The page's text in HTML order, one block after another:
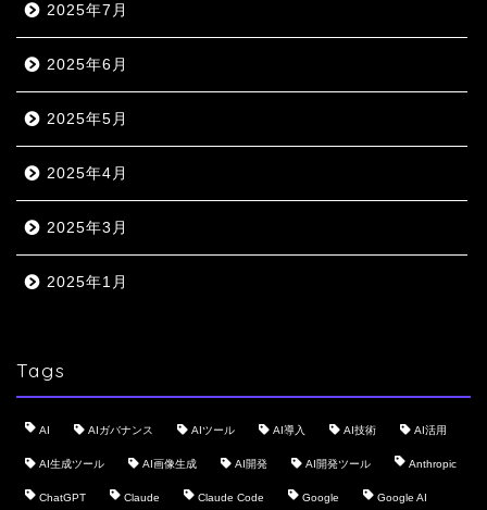
2025年7月
2025年6月
2025年5月
2025年4月
2025年3月
2025年1月
Tags
AI AIガバナンス AIツール AI導入 AI技術 AI活用
AI生成ツール AI画像生成 AI開発 AI開発ツール Anthropic
ChatGPT Claude Claude Code Google Google AI